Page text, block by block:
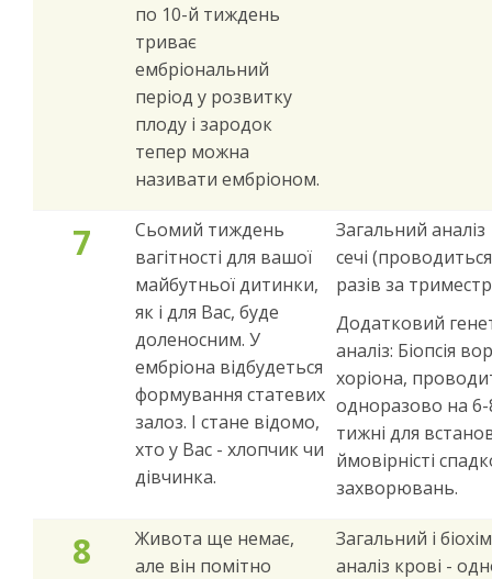
по 10-й тиждень
триває
ембріональний
період у розвитку
плоду і зародок
тепер можна
називати ембріоном.
7
Сьомий тиждень
вагітності для вашої
майбутньої дитинки,
як і для Вас, буде
доленосним. У
ембріона відбудеться
формування статевих
залоз. І стане відомо,
хто у Вас - хлопчик чи
дівчинка.
Загальний аналіз
сечі
разів за
Додатковий
аналіз: Біопсія
хоріона,
одноразово на
тижні для
ймовірністі
захворювань.
8
Живота ще немає,
але він помітно
Загальний і
аналіз крові -